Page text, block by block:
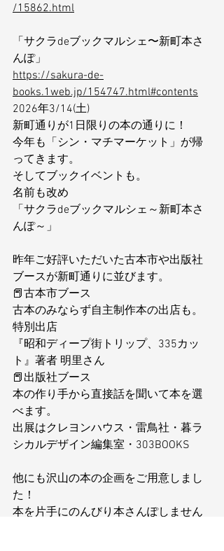
/15862.html
「サクラdeブックマルシェ〜新町本さ
んぽ」
https://sakura-de-
books.1web.jp/154747.html#contents
2026年3/14(土)
新町通りが1日限りの本の通りに！
今年も「シン・マチマーケット」が帰
ってきます。
そしてブックイベントも。
名前も改め
「サクラdeブックマルシェ～新町本さ
んぽ～」
昨年ご好評いただいた古本市や出版社
ブースが新町通りに並びます。
📕古本市ブース
古本のみならず自主制作本の出店も。
特別出店
『昭和ディープ街トリップ、335カッ
ト』著者 明里さん
📕出版社ブース
本の作り手から直接話を聞いて本を選
べます。
出展はクレヨンハウス・雷鳥社・暮ラ
シカルデザイン編集室・303BOOKS
他にも沢山の本の企画をご用意しまし
た！
本を片手にのんびり本さんぽしません